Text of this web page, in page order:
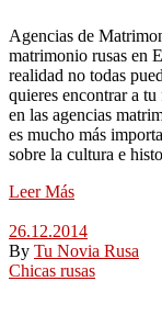
Agencias de
matrimonio rusas en
realidad no todas
quieres encontrar a
en las agencias
es mucho más
sobre la cultura e
Leer Más
26.12.2014
By Tu Novia Rusa
Chicas rusas